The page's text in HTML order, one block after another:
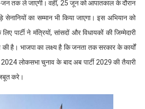
तक ले जाएगी। वहीं, 25 जून को आपातकाल के दौरान
का सम्मान भी किया जाएगा। इस अभियान को
पार्टी ने मंत्रियों, सांसदों और विधायकों की जिम्मेदारी
है। भाजपा का लक्ष्य है कि जनता तक सरकार के कार्यों
लोकसभा चुनाव के बाद अब पार्टी 2029 की तैयारी
करे।